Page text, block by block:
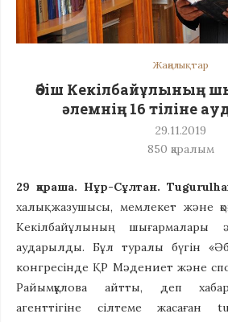
Жаңалықтар
Әбіш Кекілбайұлының
әлемнің 16 тіліне
29.11.2019
850 қаралым
29 қараша. Нұр-Сұлтан.
халық жазушысы, мемлекет және
Кекілбайұлының шығармалары
аударылды. Бұл туралы бүгін
конгресінде ҚР Мәдениет және
Райымқұлова айтты, деп
агенттігіне сілтеме жасаған